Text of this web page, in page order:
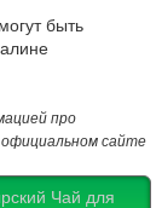
быть
про
сайте
Чай для